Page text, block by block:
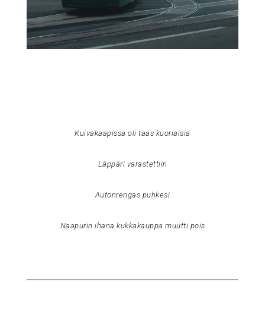
Kuivakaapissa oli taas kuoriaisia
Läppäri varastettiin
Autonrengas puhkesi
Naapurin ihana kukkakauppa muutti pois